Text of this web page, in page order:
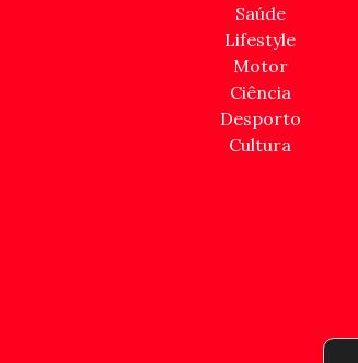
Saúde
Lifestyle
Motor
Ciência
Desporto
Cultura